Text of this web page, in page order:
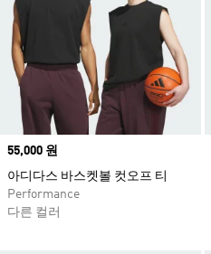
Price
55,000 원
아디다스 바스켓볼 컷오프 티
Performance
다른 컬러